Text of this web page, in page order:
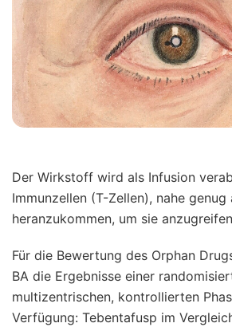
Der Wirkstoff wird als Infusion
Immunzellen (T-Zellen), nahe
heranzukommen, um sie
Für die Bewertung des Orphan
BA die Ergebnisse einer
multizentrischen, kontrollierten
Verfügung: Tebentafusp im